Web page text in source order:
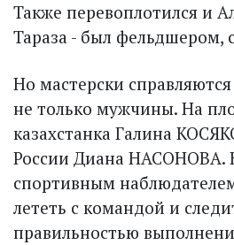
Также перевоплотился и
Тараза - был фельдшером,
Но мастерски
не только мужчины. На
казахстанка Галина
России Диана НАСОНОВА.
спортивным
лететь с командой и
правильностью